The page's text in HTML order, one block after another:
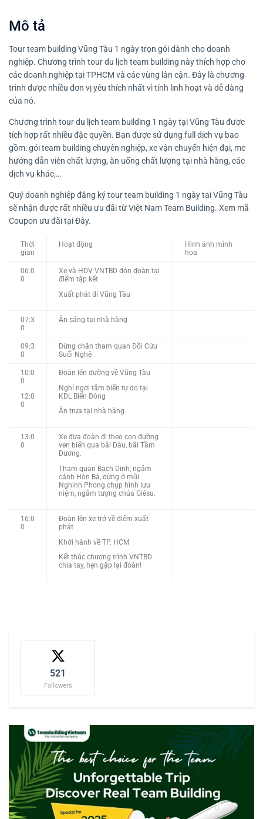
Mô tả
Tour team building Vũng Tàu 1 ngày trọn gói dành cho doanh
nghiệp. Chương trình tour du lịch team building này thích hợp cho
các doanh nghiệp tại TPHCM và các vùng lân cận. Đây là chương
trình được nhiều đơn vị yêu thích nhất vì tính linh hoạt và dễ dàng
của nó.
Chương trình tour du lịch team building 1 ngày tại Vũng Tàu được
tích hợp rất nhiều đặc quyền. Bạn được sử dụng full dịch vụ bao
gồm: gói team building chuyên nghiệp, xe vận chuyển hiện đại, mc
hướng dẫn viên chất lượng, ăn uống chất lượng tại nhà hàng, các
dịch vụ khác,…
Quý doanh nghiệp đăng ký tour team building 1 ngày tại Vũng Tàu
sẽ nhận được rất nhiều ưu đãi từ Việt Nam Team Building. Xem mã
Coupon ưu đãi tại Đây.
Thời
gian
Hoạt động
Hình ảnh minh
họa
06:0
0
Xe và HDV VNTBD đón đoàn tại
điểm tập kết
Xuất phát đi Vũng Tàu
07:3
0
Ăn sáng tại nhà hàng
09:3
0
Dừng chân tham quan Đồi Cừu
Suối Nghệ
10:0
0
12:0
0
Đoàn lên đường về Vũng Tàu
Nghỉ ngơi tắm biển tự do tại
KDL Biển Đông
Ăn trưa tại nhà hàng
13:0
0
Xe đưa đoàn đi theo con đường
ven biển qua bãi Dâu, bãi Tầm
Dương.
Tham quan Bạch Dinh, ngắm
cảnh Hòn Bà, dừng ở mũi
Nghinh Phong chụp hình lưu
niệm, ngắm tượng chúa Giêsu.
16:0
0
Đoàn lên xe trở về điểm xuất
phát
Khởi hành về TP. HCM
Kết thúc chương trình VNTBD
chia tay, hẹn gặp lại đoàn!
521
Followers